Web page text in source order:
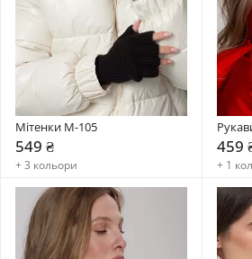
Мітенки M-105
549 ₴
+ 3 кольори
459
+ 1